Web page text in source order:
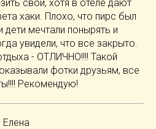
свои, хотя в отеле дают
хаки. Плохо, что пирс был
мечтали понырять и
увидели, что все закрыто.
- ОТЛИЧНО!!!! Такой
фотки друзьям, все
Рекомендую!
Елена